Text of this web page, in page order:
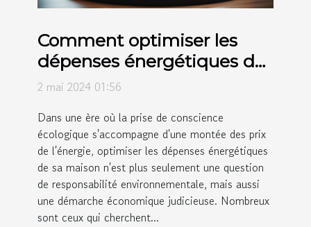
Comment optimiser les
dépenses énergétiques de
votre maison pour
économique
2 mai 2024 01:56
Dans une ère où la prise de conscience
écologique s'accompagne d'une montée des prix
de l'énergie, optimiser les dépenses énergétiques
de sa maison n'est plus seulement une question
de responsabilité environnementale, mais aussi
une démarche économique judicieuse. Nombreux
sont ceux qui cherchent...